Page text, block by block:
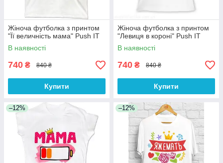
Жіноча футболка з принтом
"Її величність мама" Push IT
В наявності
740 ₴ 840 ₴
Купити
Жіноча футболка з принтом
"Левиця в короні" Push IT
В наявності
740 ₴ 840 ₴
Купити
–12% –12%